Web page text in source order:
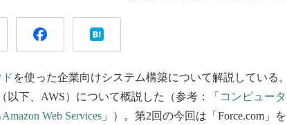
を使った企業向けシステム構築について解説している。
以下、AWS）について概説した（参考：「 コンピュータ
Web Services 」）。第2回の今回は「Force.com」を